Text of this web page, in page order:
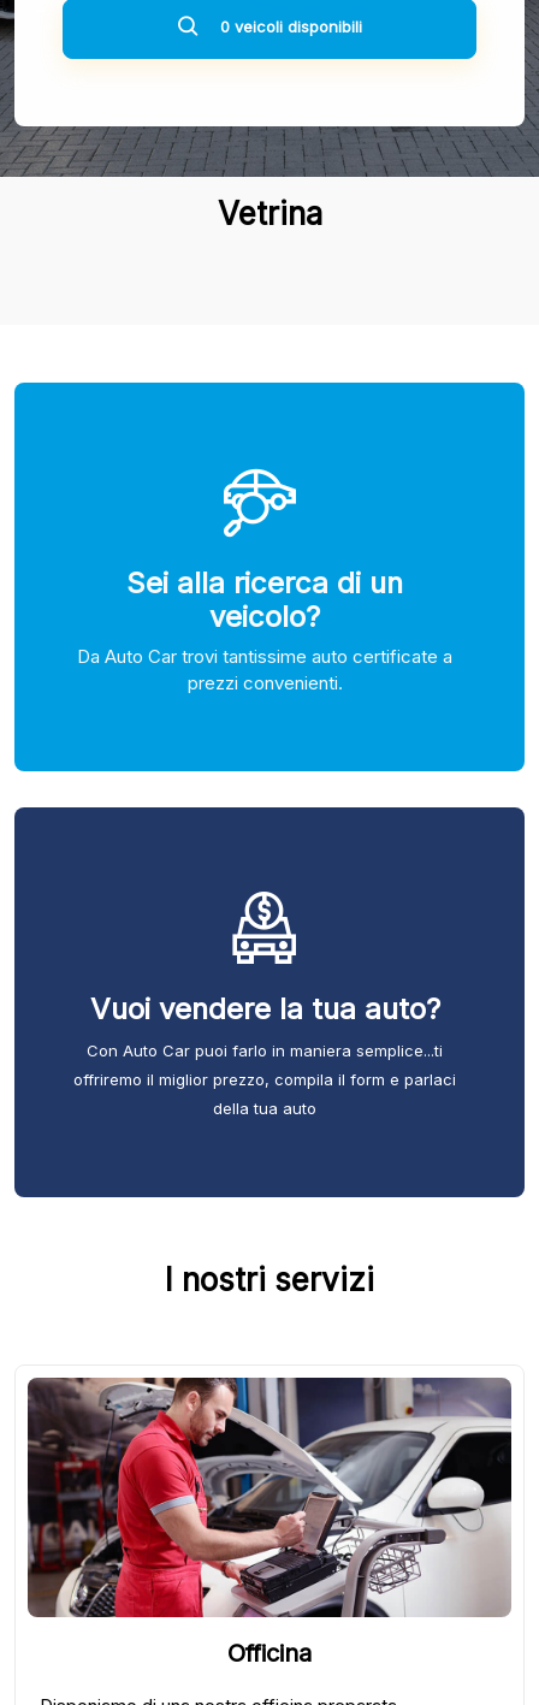
0 veicoli disponibili
Vetrina
Sei alla ricerca di un
veicolo?
Da Auto Car trovi tantissime auto certificate a
prezzi convenienti.
Vuoi vendere la tua auto?
Con Auto Car puoi farlo in maniera semplice...ti
offriremo il miglior prezzo, compila il form e parlaci
della tua auto
I nostri servizi
Officina